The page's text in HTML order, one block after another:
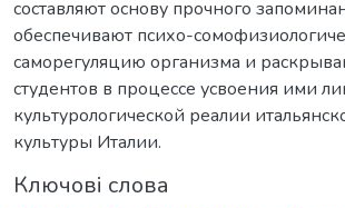
составляют основу прочного
обеспечивают психо-
саморегуляцию организма и
студентов в процессе усвоения ими
культурологической реалии
культуры Италии.
Ключові слова